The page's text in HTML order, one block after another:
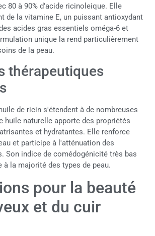
80 à 90% d'acide ricinoleique. Elle
de la vitamine E, un puissant antioxydant
acides gras essentiels oméga-6 et
unique la rend particulièrement
de la peau.
thérapeutiques
de ricin s'étendent à de nombreuses
huile naturelle apporte des propriétés
et hydratantes. Elle renforce
et participe à l'atténuation des
Son indice de comédogénicité très bas
à la majorité des types de peau.
pour la beauté
et du cuir